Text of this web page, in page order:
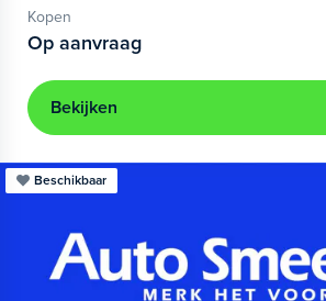
Kopen
Op aanvraag
Bekijken
Beschikbaar